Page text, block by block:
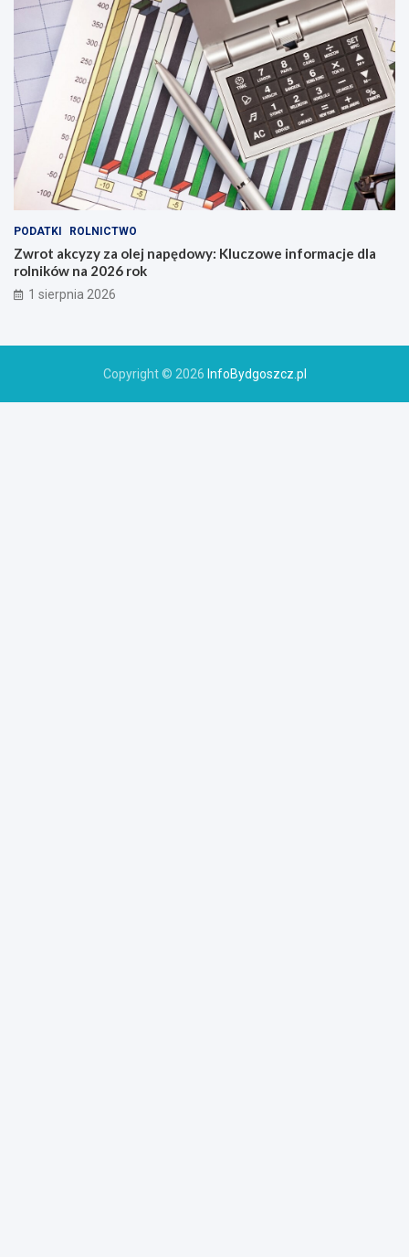
PODATKI ROLNICTWO
Zwrot akcyzy za olej napędowy: Kluczowe informacje dla
rolników na 2026 rok
1 sierpnia 2026
Copyright © 2026 InfoBydgoszcz.pl